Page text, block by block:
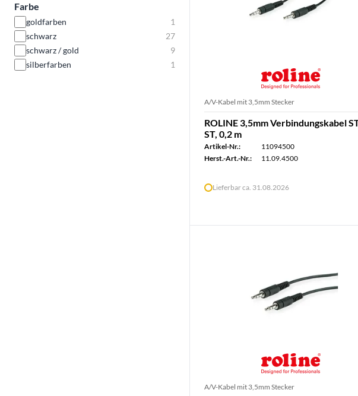
Farbe
goldfarben
1
schwarz
27
schwarz / gold
9
silberfarben
1
A/V-Kabel mit 3,5mm Stecker
ROLINE 3,5mm Verbindungskabel
ST, 0,2 m
Artikel-Nr.:
11094500
Herst.-Art.-Nr.:
11.09.4500
Lieferbar ca. 31.08.2026
A/V-Kabel mit 3,5mm Stecker